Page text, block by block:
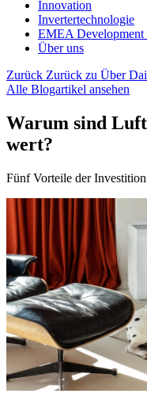
Innovation
Invertertechnologie
EMEA Development
Über uns
Zurück Zurück zu Über
Alle Blogartikel ansehen
Warum sind
wert?
Fünf Vorteile der